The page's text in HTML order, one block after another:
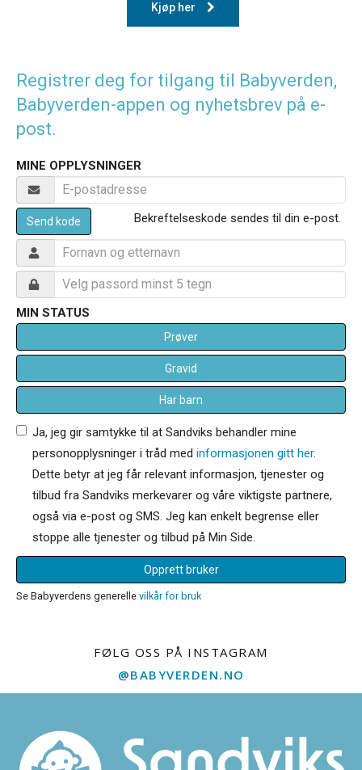
Kjøp her
Registrer deg for tilgang til Babyverden,
Babyverden-appen og nyhetsbrev på e-
post.
MINE OPPLYSNINGER
Send kode Bekreftelseskode sendes til din e-post.
MIN STATUS
Prøver
Gravid
Har barn
Ja, jeg gir samtykke til at Sandviks behandler mine
personopplysninger i tråd med informasjonen gitt her.
Dette betyr at jeg får relevant informasjon, tjenester og
tilbud fra Sandviks merkevarer og våre viktigste partnere,
også via e-post og SMS. Jeg kan enkelt begrense eller
stoppe alle tjenester og tilbud på Min Side.
Opprett bruker
Se Babyverdens generelle vilkår for bruk
FØLG OSS PÅ INSTAGRAM
@BABYVERDEN.NO